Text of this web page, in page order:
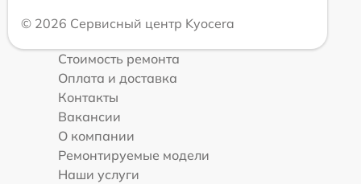
© 2026 Сервисный центр Kyocera
Стоимость ремонта
Оплата и доставка
Контакты
Вакансии
О компании
Ремонтируемые модели
Наши услуги